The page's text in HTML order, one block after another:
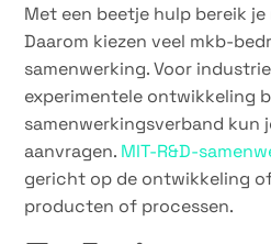
Met een beetje hulp bereik je
Daarom kiezen veel mkb-
samenwerking. Voor
experimentele ontwikkeling
samenwerkingsverband kun
aanvragen. MIT-R&D-
gericht op de ontwikkeling
producten of processen.